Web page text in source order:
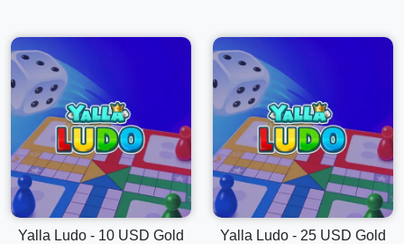
Yalla Ludo - 10 USD Gold
Yalla Ludo - 25 USD Gold